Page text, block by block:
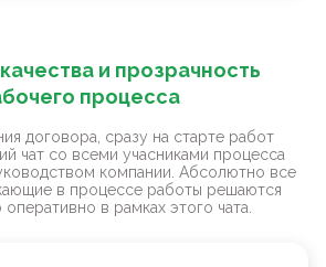
и прозрачность
процесса
договора, сразу на старте работ
чат со всеми учасниками процесса
компании. Абсолютно все
в процессе работы решаются
в рамках этого чата.